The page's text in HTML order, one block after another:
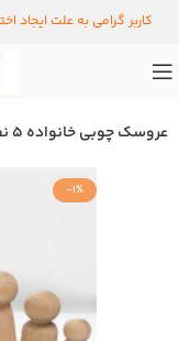
کاربر گرامی به علت ایجاد
عروسک چوبی خانواده 5 نفره و درخت کاج
-1%